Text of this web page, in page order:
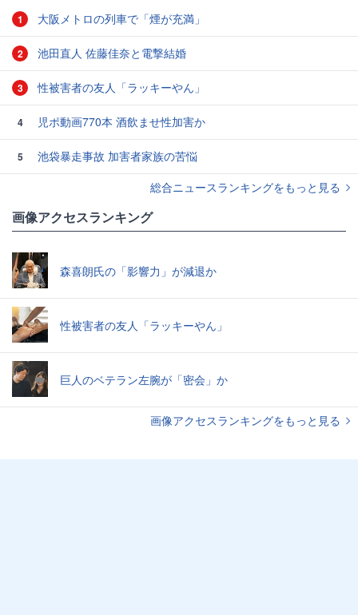
1 大阪メトロの列車で「煙が充満」
2 池田直人 佐藤佳奈と電撃結婚
3 性被害者の友人「ラッキーやん」
4 児ポ動画770本 酒飲ませ性加害か
5
池袋暴走事故 加害者家族の苦悩
総合ニュースランキングをもっと見る
画像アクセスランキング
森喜朗氏の「影響力」が減退か
性被害者の友人「ラッキーやん」
巨人のベテラン左腕が「密会」か
画像アクセスランキングをもっと見る